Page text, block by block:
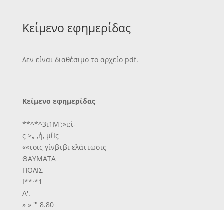
Κείμενο εφημερίδας
Δεν είναι διαθέσιμο το αρχείο pdf.
Κείμενο εφημερίδας
**^*^3ι1Μ':»ϊ;ΐ-
ς >„ ,ή, μίΙς
««τοις γίνβτβι ελάττωσις
ΘΑΥΜΑΤΑ
ΠΟΛΙΣ
Ι**·*1
Α'.
» » '" 8.80